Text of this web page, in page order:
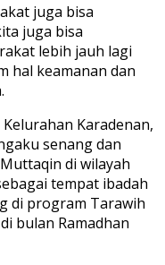
juga bisa
juga bisa
lebih jauh lagi
hal keamanan dan
Karadenan,
senang dan
di wilayah
tempat ibadah
di program Tarawih
bulan Ramadhan